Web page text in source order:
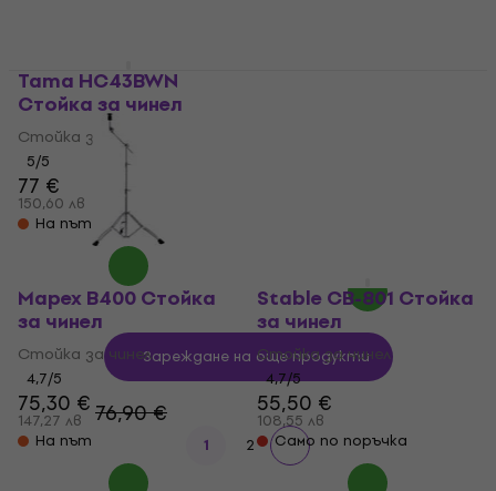
Tama HC43BWN
Стойка за чинел
Стойка за чинел
5/5
77 €
150,60 лв
На път
Mapex B400 Стойка
за чинел
Стойка за чинел
4,7/5
75,30 €
147,27 лв 76,90 €
На път
Stable CB-801 Стойка
за чинел
Стойка за чинел
4,7/5
55,50 €
108,55 лв
Само по поръчка
Зареждане на още продукти
1 2